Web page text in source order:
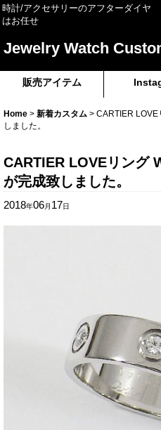
時計/アクセサリーのアフターダイヤ
はお任せ
Jewelry Watch
販売アイテム
Home > 新着カスタム > CARTIER LOVE
しました。
CARTIER LOVEリング
が完成致しました。
2018年06月 17日